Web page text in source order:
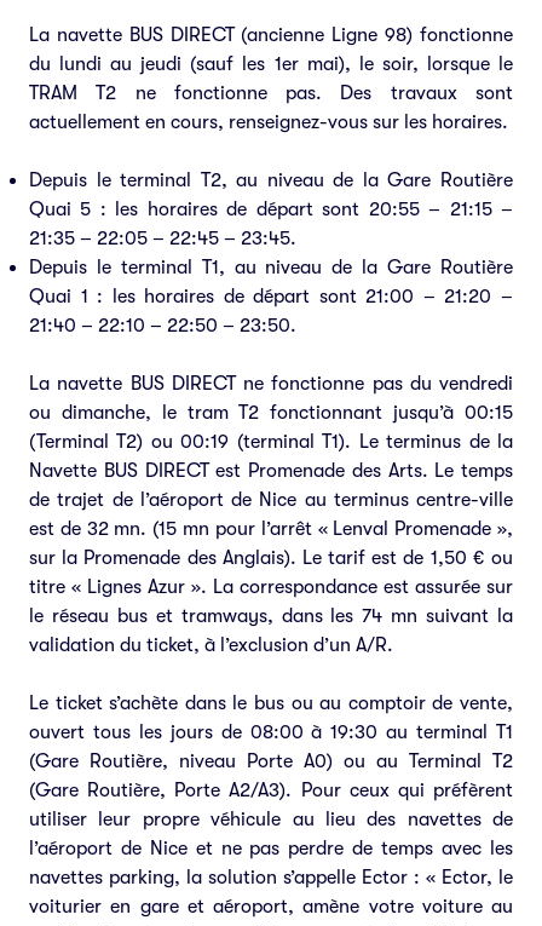
La navette BUS DIRECT (ancienne Ligne 98) fonctionne
du lundi au jeudi (sauf les 1er mai), le soir, lorsque le
TRAM T2 ne fonctionne pas. Des travaux sont
actuellement en cours, renseignez-vous sur les horaires.
Depuis le terminal T2, au niveau de la Gare Routière
Quai 5 : les horaires de départ sont 20:55 – 21:15 –
21:35 – 22:05 – 22:45 – 23:45.
Depuis le terminal T1, au niveau de la Gare Routière
Quai 1 : les horaires de départ sont 21:00 – 21:20 –
21:40 – 22:10 – 22:50 – 23:50.
La navette BUS DIRECT ne fonctionne pas du vendredi
ou dimanche, le tram T2 fonctionnant jusqu’à 00:15
(Terminal T2) ou 00:19 (terminal T1). Le terminus de la
Navette BUS DIRECT est Promenade des Arts. Le temps
de trajet de l’aéroport de Nice au terminus centre-ville
est de 32 mn. (15 mn pour l’arrêt « Lenval Promenade »,
sur la Promenade des Anglais). Le tarif est de 1,50 € ou
titre « Lignes Azur ». La correspondance est assurée sur
le réseau bus et tramways, dans les 74 mn suivant la
validation du ticket, à l’exclusion d’un A/R.
Le ticket s’achète dans le bus ou au comptoir de vente,
ouvert tous les jours de 08:00 à 19:30 au terminal T1
(Gare Routière, niveau Porte A0) ou au Terminal T2
(Gare Routière, Porte A2/A3). Pour ceux qui préfèrent
utiliser leur propre véhicule au lieu des navettes de
l’aéroport de Nice et ne pas perdre de temps avec les
navettes parking, la solution s’appelle Ector : « Ector, le
voiturier en gare et aéroport, amène votre voiture au